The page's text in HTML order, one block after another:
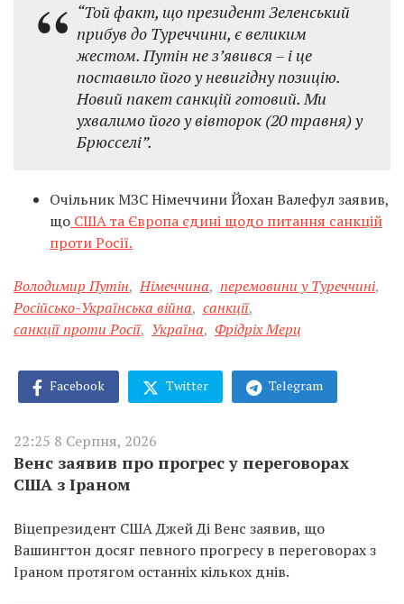
“Той факт, що президент Зеленський
прибув до Туреччини, є великим
жестом. Путін не з’явився – і це
поставило його у невигідну позицію.
Новий пакет санкцій готовий. Ми
ухвалимо його у вівторок (20 травня) у
Брюсселі”.
Очільник МЗС Німеччини Йохан Валефул заявив,
що США та Європа єдині щодо питання санкцій
проти Росії.
Володимир Путін, Німеччина, перемовини у Туреччині,
Російсько-Українська війна, санкції,
санкції проти Росії, Україна, Фрідріх Мерц
Facebook Twitter Telegram
22:25 8 Серпня, 2026
Венс заявив про прогрес у переговорах
США з Іраном
Віцепрезидент США Джей Ді Венс заявив, що
Вашингтон досяг певного прогресу в переговорах з
Іраном протягом останніх кількох днів.